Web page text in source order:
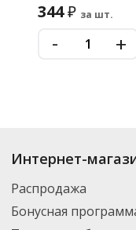
344₽ за шт.
- +
Интернет-
Распродажа
Бонусная